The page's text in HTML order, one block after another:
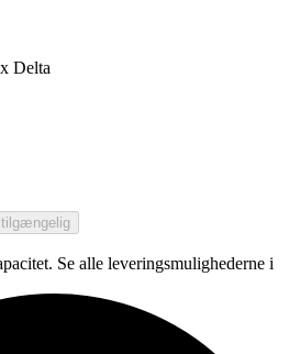
Delta
tilgængelig
Se alle leveringsmulighederne i